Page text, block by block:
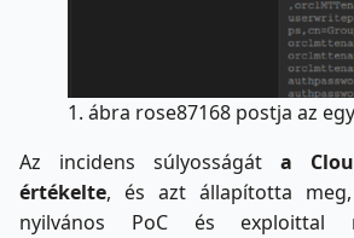
1. ábra rose87168 postja az
Az incidens súlyosságát a
értékelte, és azt állapította
nyilvános PoC és exploittal